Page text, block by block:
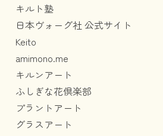
キルト塾
日本ヴォーグ社 公式サイト
Keito
amimono.me
キルンアート
ふしぎな花倶楽部
プラントアート
グラスアート